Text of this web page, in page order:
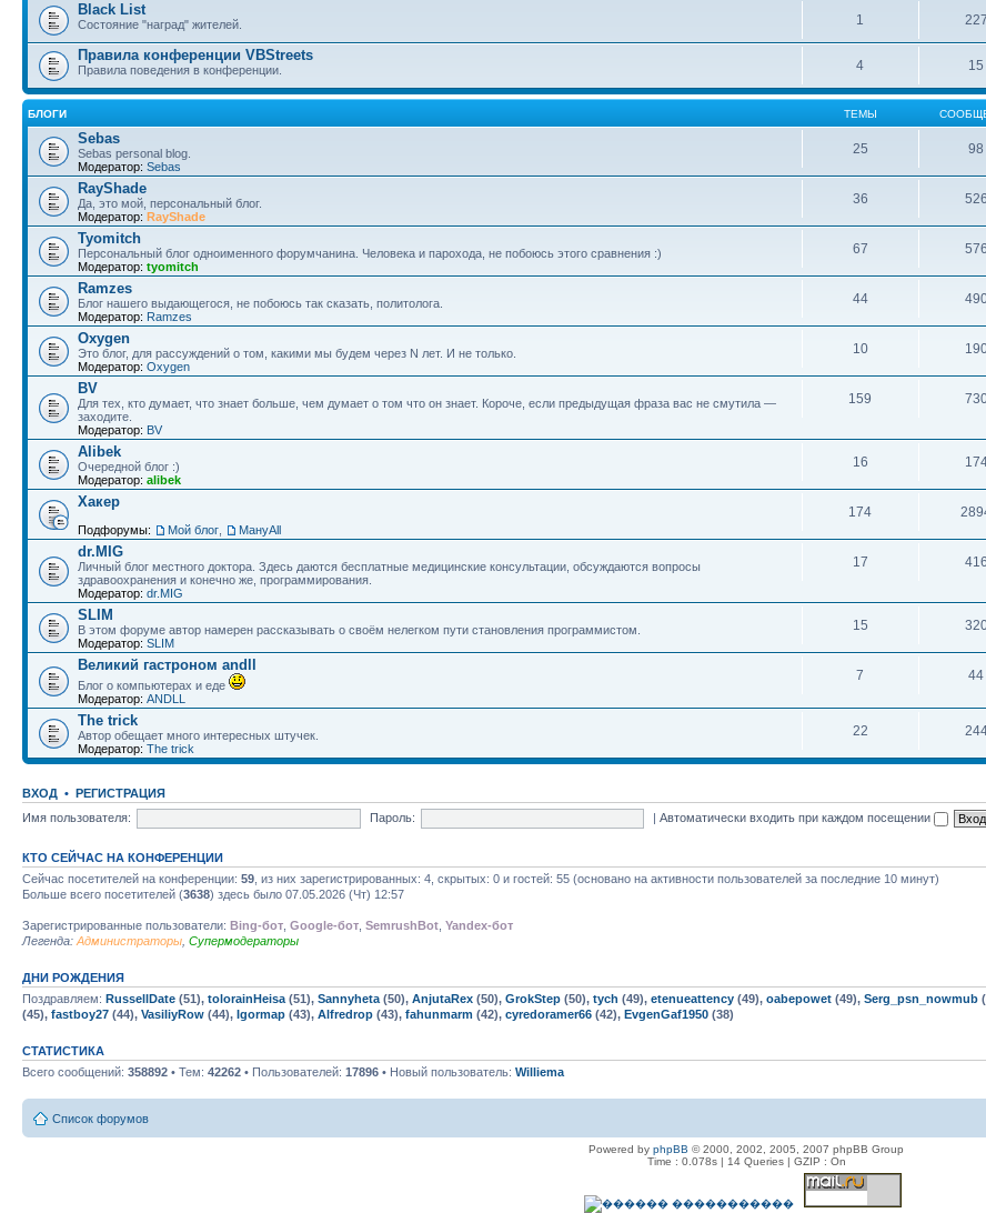
Black List
Состояние "наград" жителей. 1 227
Правила конференции VBStreets
Правила поведения в конференции. 4 15
БЛОГИ ТЕМЫ
Sebas
Sebas personal blog.
Модератор: Sebas
25 98
RayShade
Да, это мой, персональный блог.
Модератор: RayShade
36 526
Tyomitch
Персональный блог одноименного форумчанина. Человека и парохода, не побоюсь этого сравнения :)
Модератор: tyomitch
67 576
Ramzes
Блог нашего выдающегося, не побоюсь так сказать, политолога.
Модератор: Ramzes
44
Oxygen
Это блог, для рассуждений о том, какими мы будем через N лет. И не только.
Модератор: Oxygen
10
BV
Для тех, кто думает, что знает больше, чем думает о том что он знает. Короче, если предыдущая фраза вас не смутила —
заходите.
Модератор: BV
159
Alibek
Очередной блог :)
Модератор: alibek
16
Хакер
Подфорумы: Мой блог МануAll
174
dr.MIG
Личный блог местного доктора. Здесь даются бесплатные медицинские консультации, обсуждаются вопросы
здравоохранения и конечно же, программирования.
Модератор: dr.MIG
17 416
SLIM
В этом форуме автор намерен рассказывать о своём нелегком пути становления программистом.
Модератор: SLIM
15
Великий гастроном andll
Блог о компьютерах и еде
Модератор: ANDLL
7 44
The trick
Автор обещает много интересных штучек.
Модератор: The trick
22
ВХОД • РЕГИСТРАЦИЯ
Имя пользователя:
Пароль: |Автоматически входить при каждом посещении
КТО СЕЙЧАС НА КОНФЕРЕНЦИИ
Сейчас посетителей на конференции: 59 , из них зарегистрированных: 4, скрытых: 0 и гостей: 55 (основано на активности пользователей за последние 10 минут)
Больше всего посетителей (3638) здесь было 07.05.2026 (Чт) 12:57
Зарегистрированные пользователи: Bing-бот Google-бот SemrushBot Yandex-бот
Легенда: Администраторы Супермодераторы
ДНИ РОЖДЕНИЯ
Поздравляем: RussellDate (51), tolorainHeisa (51), Sannyheta (50), AnjutaRex (50), GrokStep (50), tych (49), etenueattency (49), oabepowet (49), Serg_psn_nowmub
(45), fastboy27 (44), VasiliyRow (44), Igormap (43), Alfredrop (43), fahunmarm (42), cyredoramer66 (42), EvgenGaf1950 (38)
СТАТИСТИКА
Всего сообщений: 358892 • Тем: 42262 • Пользователей: 17896 • Новый пользователь: Williema
Список форумов
Powered by phpBB © 2000, 2002, 2005, 2007 phpBB Group
Time : 0.078s | 14 Queries | GZIP : On